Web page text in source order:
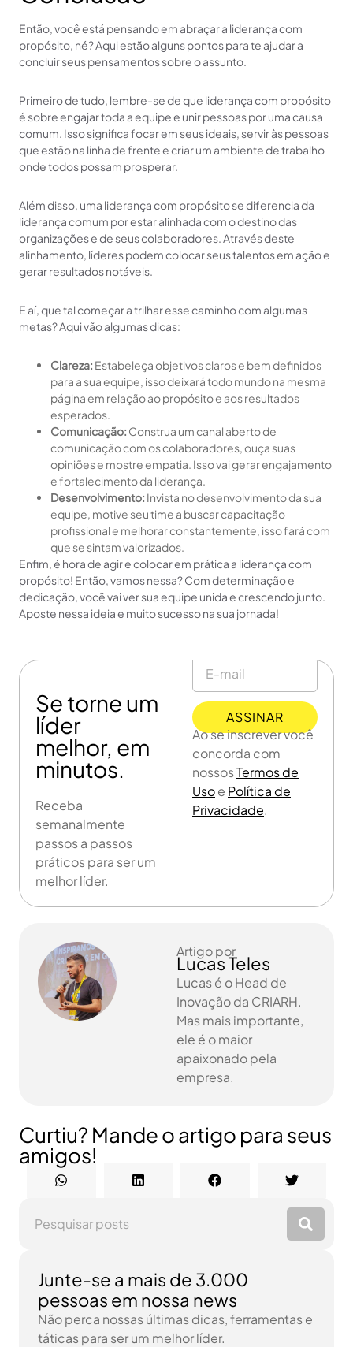
Então, você está pensando em abraçar a liderança com
propósito, né? Aqui estão alguns pontos para te ajudar a
concluir seus pensamentos sobre o assunto.
Primeiro de tudo, lembre-se de que liderança com propósito
é sobre engajar toda a equipe e unir pessoas por uma causa
comum. Isso significa focar em seus ideais, servir às pessoas
que estão na linha de frente e criar um ambiente de trabalho
onde todos possam prosperar.
Além disso, uma liderança com propósito se diferencia da
liderança comum por estar alinhada com o destino das
organizações e de seus colaboradores. Através deste
alinhamento, líderes podem colocar seus talentos em ação e
gerar resultados notáveis.
E aí, que tal começar a trilhar esse caminho com algumas
metas? Aqui vão algumas dicas:
Clareza: Estabeleça objetivos claros e bem definidos
para a sua equipe, isso deixará todo mundo na mesma
página em relação ao propósito e aos resultados
esperados.
Comunicação: Construa um canal aberto de
comunicação com os colaboradores, ouça suas
opiniões e mostre empatia. Isso vai gerar engajamento
e fortalecimento da liderança.
Desenvolvimento: Invista no desenvolvimento da sua
equipe, motive seu time a buscar capacitação
profissional e melhorar constantemente, isso fará com
que se sintam valorizados.
Enfim, é hora de agir e colocar em prática a liderança com
propósito! Então, vamos nessa? Com determinação e
dedicação, você vai ver sua equipe unida e crescendo junto.
Aposte nessa ideia e muito sucesso na sua jornada!
Se torne um
líder
melhor, em
minutos.
Receba
semanalmente
passos a passos
práticos para ser um
melhor líder.
ASSINAR
Ao se inscrever você
concorda com
nossosTermos de
Usoe Política de
Privacidade.
Artigo por
Lucas Teles
Lucas é o Head de
Inovação da CRIARH.
Mas mais importante,
ele é o maior
apaixonado pela
empresa.
Curtiu? Mande o artigo para seus
amigos!
Junte-se a mais de 3.000
pessoas em nossa news
Não perca nossas últimas dicas, ferramentas e
táticas para ser um melhor líder.